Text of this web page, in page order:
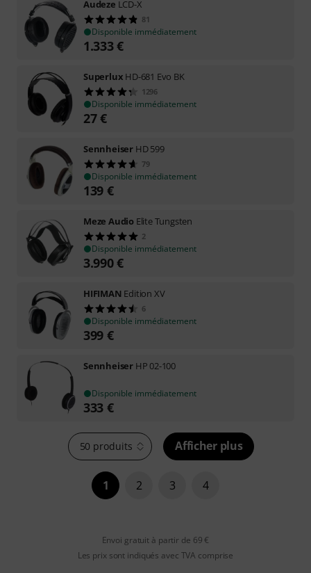
Audeze LCD-X
81
Disponible immédiatement
1.333€
Superlux HD-681 Evo BK
1296
Disponible immédiatement
27€
Sennheiser HD 599
79
Disponible immédiatement
139 €
Meze Audio Elite Tungsten
2
Disponible immédiatement
3.990€
HIFIMAN Edition XV
6
Disponible immédiatement
399 €
Sennheiser HP 02-100
Disponible immédiatement
333 €
50 produits Afficher plus
1 2 3 4
Envoi gratuit à partir de 69 €
Les prix sont indiqués avec TVA comprise